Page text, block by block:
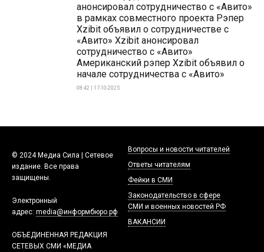
анонсировал сотрудничество с «Авито»
в рамках совместного проекта Рэпер
Xzibit объявил о сотрудничестве с
«Авито» Xzibit анонсировал
сотрудничество с «Авито»
Американский рэпер Xzibit объявил о
начале сотрудничества с «Авито»
08:42 | 17-10-2025
© 2024 Медиа Сила | Сетевое
издание. Все права
защищены.
Электронный
адрес: media@информбюро.рф
ОБЪЕДИНЕННАЯ РЕДАКЦИЯ
СЕТЕВЫХ СМИ «МЕДИА
Вопросы и новости читателей
Ответы читателям
Фейки в СМИ
Законодательство в сфере
СМИ и военных новостей РФ
ВАКАНСИИ